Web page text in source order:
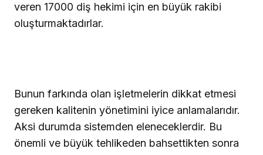
veren 17000 diş hekimi için en büyük rakibi
oluşturmaktadırlar.
Bunun farkında olan işletmelerin dikkat etmesi
gereken kalitenin yönetimini iyice anlamalarıdır.
Aksi durumda sistemden eleneceklerdir. Bu
önemli ve büyük tehlikeden bahsettikten sonra